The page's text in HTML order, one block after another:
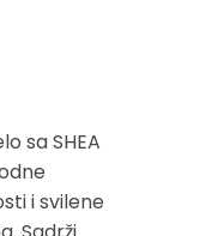
sa SHEA
i svilene